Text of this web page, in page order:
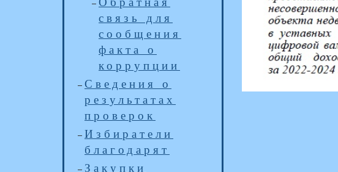
связь для
сообщения
факта о
коррупции
Сведения о
результатах
проверок
Избиратели
благодарят
Закупки